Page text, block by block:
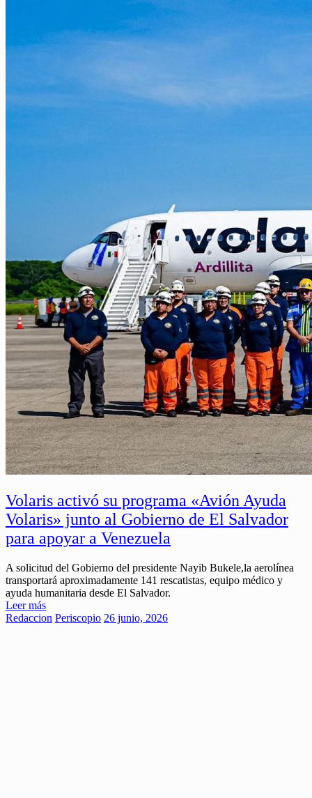
Volaris activó su programa «Avión Ayuda
Volaris» junto al Gobierno de El Salvador
para apoyar a Venezuela
A solicitud del Gobierno del presidente Nayib Bukele,la aerolínea
transportará aproximadamente 141 rescatistas, equipo médico y
ayuda humanitaria desde El Salvador.
Leer más
Redaccion Periscopio 26 junio, 2026